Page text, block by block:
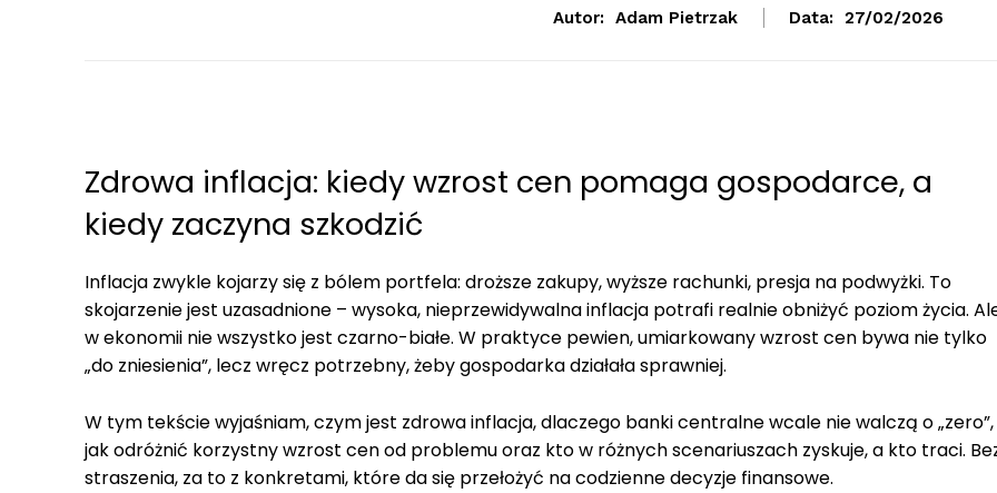
Autor: Adam Pietrzak Data: 27/02/2026
Zdrowa inflacja: kiedy wzrost cen pomaga gospodarce, a
kiedy zaczyna szkodzić
Inflacja zwykle kojarzy się z bólem portfela: droższe zakupy, wyższe rachunki, presja na podwyżki. To
skojarzenie jest uzasadnione – wysoka, nieprzewidywalna inflacja potrafi realnie obniżyć poziom życia.
w ekonomii nie wszystko jest czarno-białe. W praktyce pewien, umiarkowany wzrost cen bywa nie tylko
„do zniesienia”, lecz wręcz potrzebny, żeby gospodarka działała sprawniej.
W tym tekście wyjaśniam, czym jest zdrowa inflacja, dlaczego banki centralne wcale nie walczą o „zero”,
jak odróżnić korzystny wzrost cen od problemu oraz kto w różnych scenariuszach zyskuje, a kto traci.
straszenia, za to z konkretami, które da się przełożyć na codzienne decyzje finansowe.